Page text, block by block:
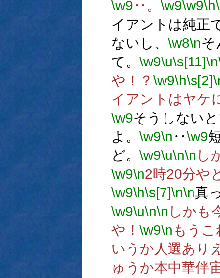
\w9‥。 \w9\w9\h
イアントは純正
ないし、 \w8\nそ
て。 \w9\u\s[11]\n
や！？ \w9\h\s[2]
イアントはヤケ
\w9そうしない
よ。 \w9\n ‥\w9
ど。 \w9\u\n\n し
\w9\n2時20分や
\w9\h\s[7]\n\n真
\w9\u\n\n しかも
や！ \w9\n もう
いうか人選あり
ゅうか本中華伴